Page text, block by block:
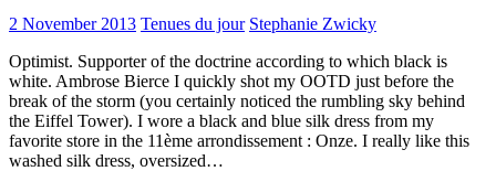
2 November 2013 Tenues du jour Stephanie Zwicky
Optimist. Supporter of the doctrine according to which black is
white. Ambrose Bierce I quickly shot my OOTD just before the
break of the storm (you certainly noticed the rumbling sky behind
the Eiffel Tower). I wore a black and blue silk dress from my
favorite store in the 11ème arrondissement : Onze. I really like this
washed silk dress, oversized…